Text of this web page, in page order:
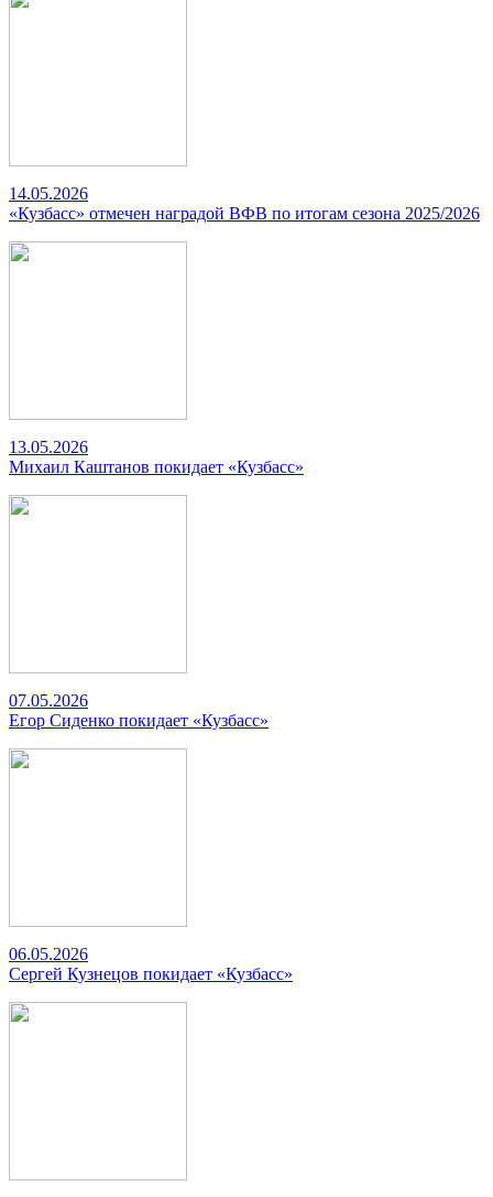
14.05.2026
«Кузбасс» отмечен наградой ВФВ по итогам сезона 2025/2026
13.05.2026
Михаил Каштанов покидает «Кузбасс»
07.05.2026
Егор Сиденко покидает «Кузбасс»
06.05.2026
Сергей Кузнецов покидает «Кузбасс»